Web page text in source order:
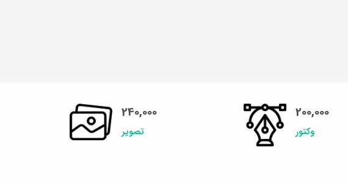
200,000
وکتور
240,000
تصویر